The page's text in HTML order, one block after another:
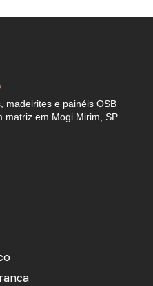
madeirites e painéis OSB
em Mogi Mirim, SP.